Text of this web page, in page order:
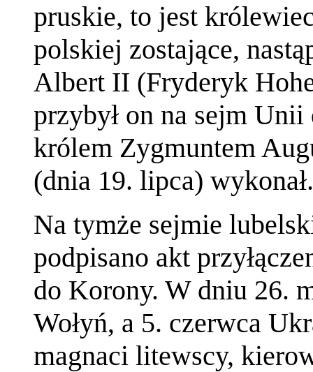
pruskie, to jest
polskiej zostające,
Albert II (Fryderyk
przybył on na sejm
królem Zygmuntem
(dnia 19. lipca) wykonał.
Na tymże sejmie
podpisano akt
do Korony. W dniu 26.
Wołyń, a 5. czerwca
magnaci litewscy,